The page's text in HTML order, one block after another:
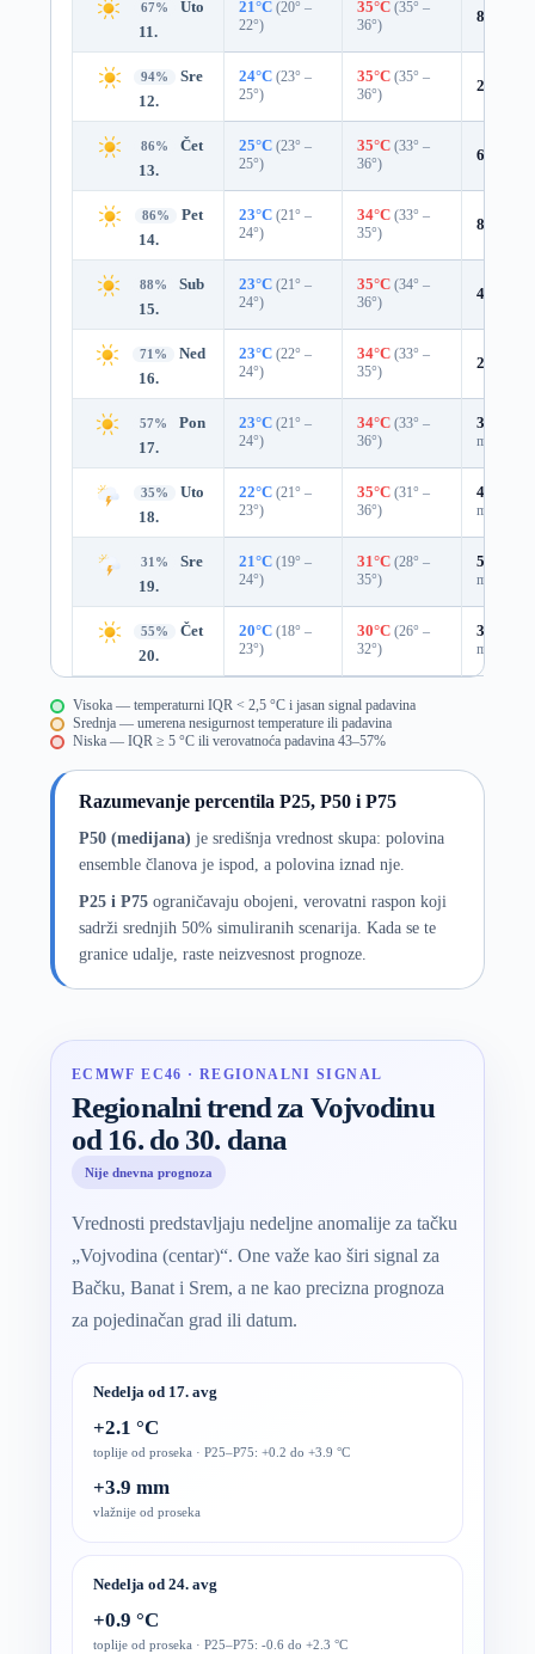
67%
Uto
11.
21°C (20° –
22°)
35°C (35° –
36°)
8%
94%
Sre
12.
24°C (23° –
25°)
35°C (35° –
36°)
2%
86%
Čet
13.
25°C (23° –
25°)
35°C (33° –
36°)
6%
86%
Pet
14.
23°C (21° –
24°)
34°C (33° –
35°)
8%
88%
Sub
15.
23°C (21° –
24°)
35°C (34° –
36°)
4%
71%
Ned
16.
23°C (22° –
24°)
34°C (33° –
35°)
22%
57%
Pon
17.
23°C (21° –
24°)
34°C (33° –
36°)
33%
mm)
35%
Uto
18.
22°C (21° –
23°)
35°C (31° –
36°)
41%
mm)
31%
Sre
19.
21°C (19° –
24°)
31°C (28° –
35°)
57%
mm)
55%
Čet
20.
20°C (18° –
23°)
30°C (26° –
32°)
33%
mm)
Visoka — temperaturni IQR < 2,5 °C i jasan signal padavina
Srednja — umerena nesigurnost temperature ili padavina
Niska — IQR ≥ 5 °C ili verovatnoća padavina 43–57%
Razumevanje percentila P25, P50 i P75
P50 (medijana) je središnja vrednost skupa: polovina
ensemble članova je ispod, a polovina iznad nje.
P25 i P75ograničavaju obojeni, verovatni raspon koji
sadrži srednjih 50% simuliranih scenarija. Kada se te
granice udalje, raste neizvesnost prognoze.
ECMWF EC46 · REGIONALNI SIGNAL
Regionalni trend za Vojvodinu
od 16. do 30. dana
Nije dnevna prognoza
Vrednosti predstavljaju nedeljne anomalije za tačku
„Vojvodina (centar)“. One važe kao širi signal za
Bačku, Banat i Srem, a ne kao precizna prognoza
za pojedinačan grad ili datum.
Nedelja od 17. avg
+2.1 °C
toplije od proseka · P25–P75: +0.2 do +3.9 °C
+3.9 mm
vlažnije od proseka
Nedelja od 24. avg
+0.9 °C
toplije od proseka · P25–P75: -0.6 do +2.3 °C